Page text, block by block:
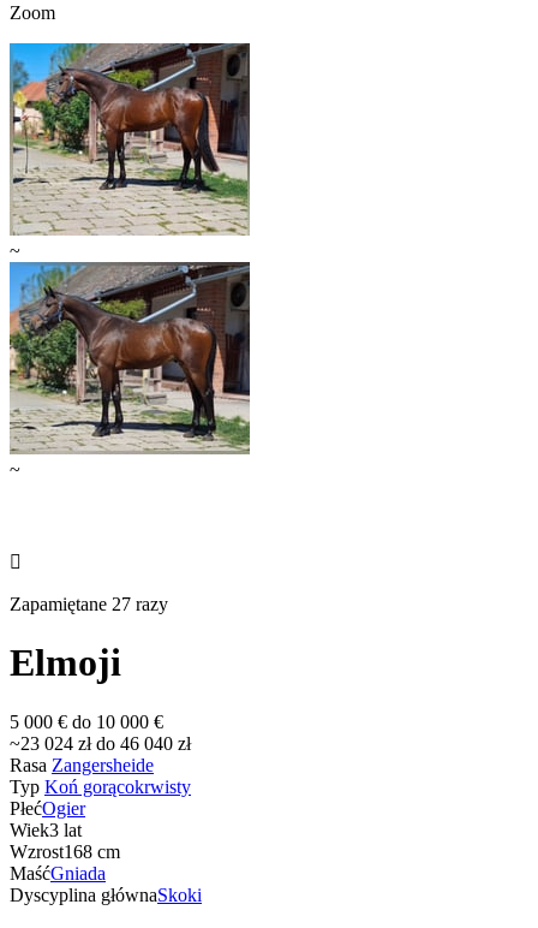
Zoom
~
~

Zapamiętane 27 razy
Elmoji
5 000 € do 10 000 €
~23 024 zł do 46 040 zł
Rasa Zangersheide
Typ Koń gorącokrwisty
PłećOgier
Wiek3 lat
Wzrost168 cm
MaśćGniada
Dyscyplina głównaSkoki